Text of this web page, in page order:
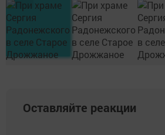
Оставляйте реакции